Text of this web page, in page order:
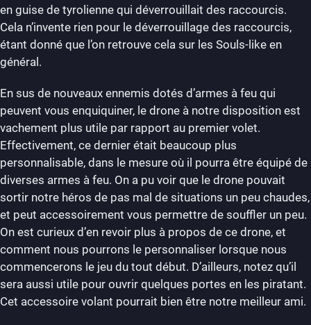
en guise de tyrolienne qui déverrouillait des raccourcis.
Cela n’invente rien pour le déverrouillage des raccourcis,
étant donné que l’on retrouve cela sur les Souls-like en
général.
En sus de nouveaux ennemis dotés d’armes à feu qui
peuvent vous enquiquiner, le drone à notre disposition est
vachement plus utile par rapport au premier volet.
Effectivement, ce dernier était beaucoup plus
personnalisable, dans le mesure où il pourra être équipé de
diverses armes à feu. On a pu voir que le drone pouvait
sortir notre héros de pas mal de situations un peu chaudes,
et peut accessoirement vous permettre de souffler un peu.
On est curieux d’en revoir plus à propos de ce drone, et
comment nous pourrons le personnaliser lorsque nous
commencerons le jeu du tout début. D’ailleurs, notez qu’il
sera aussi utile pour ouvrir quelques portes en les piratant.
Cet accessoire volant pourrait bien être notre meilleur ami.